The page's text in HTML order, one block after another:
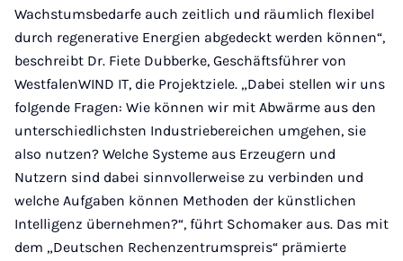
Wachstumsbedarfe auch zeitlich und räumlich flexibel
durch regenerative Energien abgedeckt werden können“,
beschreibt Dr. Fiete Dubberke, Geschäftsführer von
WestfalenWIND IT, die Projektziele. „Dabei stellen wir uns
folgende Fragen: Wie können wir mit Abwärme aus den
unterschiedlichsten Industriebereichen umgehen, sie
also nutzen? Welche Systeme aus Erzeugern und
Nutzern sind dabei sinnvollerweise zu verbinden und
welche Aufgaben können Methoden der künstlichen
Intelligenz übernehmen?“, führt Schomaker aus. Das mit
dem „Deutschen Rechenzentrumspreis“ prämierte